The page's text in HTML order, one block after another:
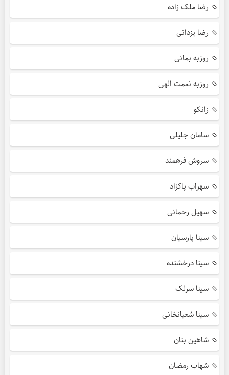
رضا ملک زاده
رضا یزدانی
روزبه بمانی
روزبه نعمت الهی
زانکو
سامان جلیلی
سروش فرهمند
سهراب پاکزاد
سهیل رحمانی
سینا پارسیان
سینا درخشنده
سینا سرلک
سینا شعبانخانی
شاهین بنان
شهاب رمضان